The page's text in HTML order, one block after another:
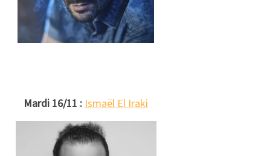
Mardi 16/11 : Ismaël El Iraki